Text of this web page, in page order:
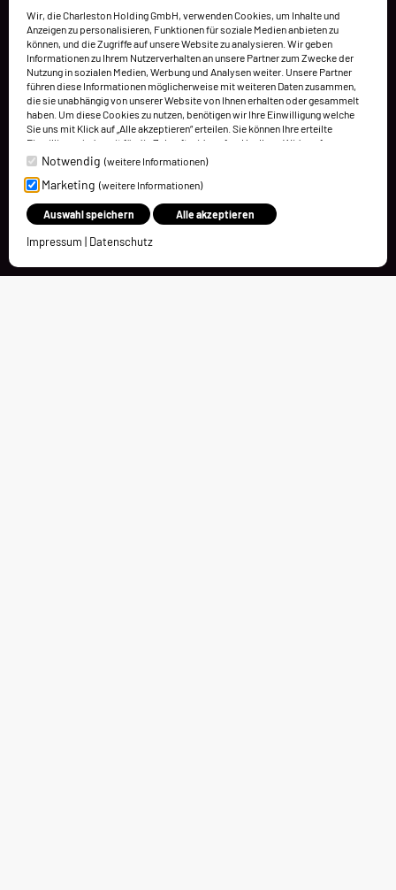
Wir, die Charleston Holding GmbH, verwenden Cookies, um Inhalte und
Anzeigen zu personalisieren, Funktionen für soziale Medien anbieten zu
können, und die Zugriffe auf unsere Website zu analysieren. Wir geben
Informationen zu Ihrem Nutzerverhalten an unsere Partner zum Zwecke der
Nutzung in sozialen Medien, Werbung und Analysen weiter. Unsere Partner
führen diese Informationen möglicherweise mit weiteren Daten zusammen,
die sie unabhängig von unserer Website von Ihnen erhalten oder gesammelt
haben. Um diese Cookies zu nutzen, benötigen wir Ihre Einwilligung welche
Sie uns mit Klick auf „Alle akzeptieren“ erteilen. Sie können Ihre erteilte
Einwilligung jederzeit für die Zukunft widerrufen. Um Ihren Widerruf
auszuüben, deaktivieren Sie diesen Dienst in den bereitgestellten
Einstellungen der Datenschutzhinweise (Cookies verwalten).
Notwendig (weitere Informationen)
Marketing (weitere Informationen)
Auswahl speichern Alle akzeptieren
Impressum | Datenschutz